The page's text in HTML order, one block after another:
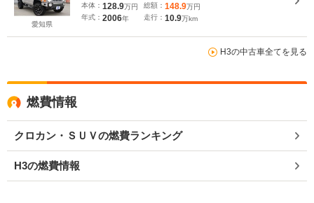
愛知県
本体： 128.9万円
年式： 2006年
総額： 148.9万円
走行： 10.9万km
H3の中古車全てを見る
燃費情報
クロカン・ＳＵＶの燃費ランキング
H3の燃費情報